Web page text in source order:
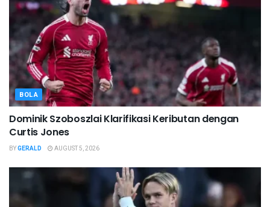
BOLA
Dominik Szoboszlai Klarifikasi Keributan dengan
Curtis Jones
BYGERALD AUGUST 5, 2026